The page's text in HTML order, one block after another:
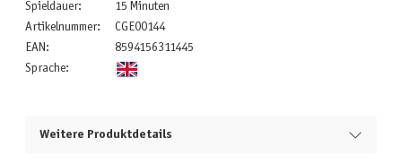
Spieldauer:
15 Minuten
Artikelnummer:
CGE00144
EAN:
8594156311445
Sprache:
Weitere Produktdetails